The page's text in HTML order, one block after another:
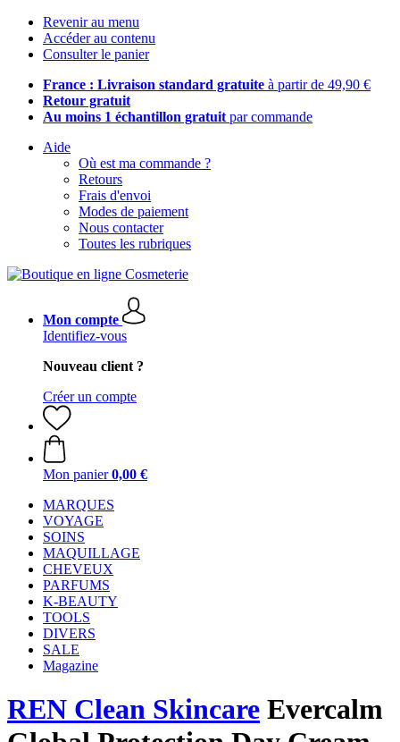
Revenir au menu
Accéder au contenu
Consulter le panier
France : Livraison standard gratuite à partir de 49,90 €
Retour gratuit
Au moins 1 échantillon gratuit par commande
Aide
Où est ma commande ?
Retours
Frais d'envoi
Modes de paiement
Nous contacter
Toutes les rubriques
Mon compte
Identifiez-vous
Nouveau client ?
Créer un compte
Mon panier 0,00 €
MARQUES
VOYAGE
SOINS
MAQUILLAGE
CHEVEUX
PARFUMS
K-BEAUTY
TOOLS
DIVERS
SALE
Magazine
REN Clean Skincare Evercalm